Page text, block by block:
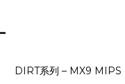
DIRT系列 – MX9 MIPS